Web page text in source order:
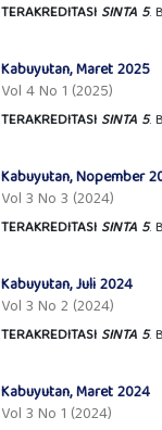
TERAKREDITASI SINTA 5.
Kabuyutan, Maret 2025
Vol 4 No 1 (2025)
TERAKREDITASI SINTA 5.
Kabuyutan, Nopember
Vol 3 No 3 (2024)
TERAKREDITASI SINTA 5.
Kabuyutan, Juli 2024
Vol 3 No 2 (2024)
TERAKREDITASI SINTA 5.
Kabuyutan, Maret 2024
Vol 3 No 1 (2024)